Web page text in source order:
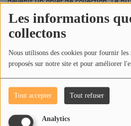
Les informations
collectons
Nous utilisons des cookies pour fournir les
proposés sur notre site et pour améliorer
Tout accepter Tout refuser
Analytics
ses fruits pour Rumer.
Source
Top Titres
1 SLOW